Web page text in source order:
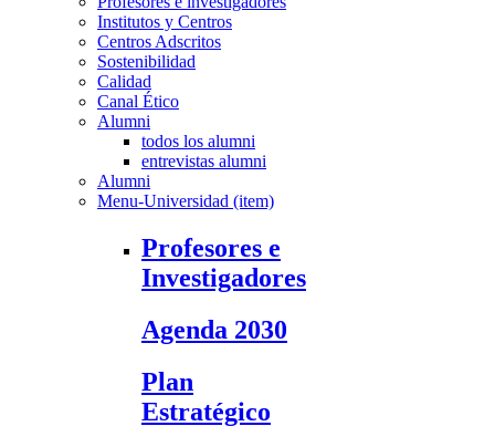
Institutos y Centros
Centros Adscritos
Sostenibilidad
Calidad
Canal Ético
Alumni
todos los alumni
entrevistas alumni
Alumni
Menu-Universidad (item)
Profesores e
Investigadores
Agenda 2030
Plan
Estratégico